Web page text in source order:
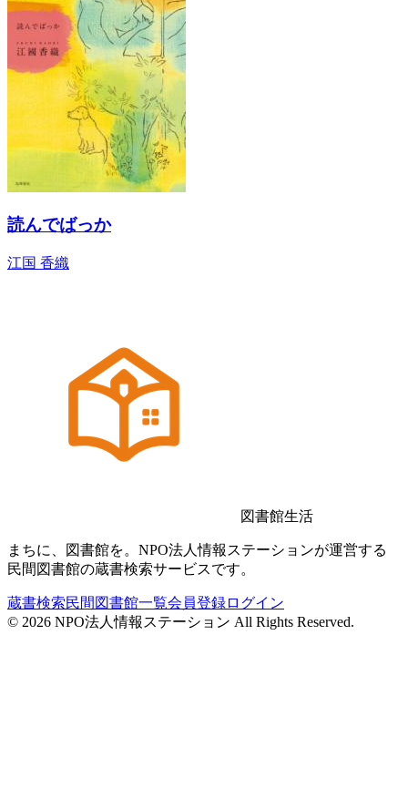
読んでばっか
江国 香織
図書館生活
まちに、図書館を。NPO法人情報ステーションが運営する
民間図書館の蔵書検索サービスです。
蔵書検索民間図書館一覧会員登録ログイン
© 2026 NPO法人情報ステーション All Rights Reserved.